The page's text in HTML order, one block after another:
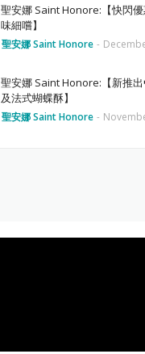
聖安娜 Saint Honore:【快閃優
味細嚐】
聖安娜 Saint Honore -
聖安娜 Saint Honore:【新推
及法式蝴蝶酥】
聖安娜 Saint Honore -